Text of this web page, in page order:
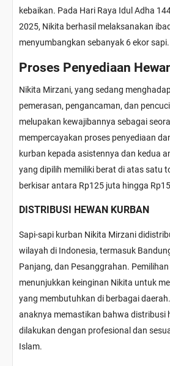
kebaikan. Pada Hari Raya Idul Adha
2025, Nikita berhasil melaksanakan
menyumbangkan sebanyak 6 ekor sapi.
Proses Penyediaan
Nikita Mirzani, yang sedang
pemerasan, pengancaman, dan
melupakan kewajibannya sebagai
mempercayakan proses penyediaan
kurban kepada asistennya dan kedua
yang dipilih memiliki berat di atas satu
berkisar antara Rp125 juta hingga
DISTRIBUSI HEWAN KURBAN
Sapi-sapi kurban Nikita Mirzani
wilayah di Indonesia, termasuk
Panjang, dan Pesanggrahan.
menunjukkan keinginan Nikita untuk
yang membutuhkan di berbagai
anaknya memastikan bahwa distribusi
dilakukan dengan profesional dan
Islam.